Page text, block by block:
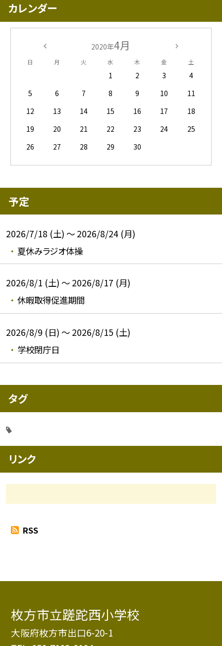
カレンダー
2020年4月
日 月 火 水 木 金 土
1 2 3
4
5
6 7 8 9 10
11
12
13 14 15 16 17
18
19
20 21 22 23 24
25
26
27 28 29 30
予定
2026/7/18 (土) ～ 2026/8/24 (月)
夏休みラジオ体操
2026/8/1 (土) ～ 2026/8/17 (月)
休暇取得促進期間
2026/8/9 (日) ～ 2026/8/15 (土)
学校閉庁日
タグ
リンク
RSS
枚方市立蹉跎西小学校
大阪府枚方市出口6-20-1